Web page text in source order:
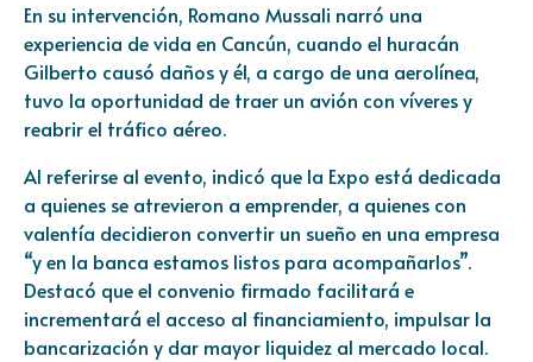
En su intervención, Romano Mussali narró una
experiencia de vida en Cancún, cuando el huracán
Gilberto causó daños y él, a cargo de una aerolínea,
tuvo la oportunidad de traer un avión con víveres y
reabrir el tráfico aéreo.
Al referirse al evento, indicó que la Expo está dedicada
a quienes se atrevieron a emprender, a quienes con
valentía decidieron convertir un sueño en una empresa
“y en la banca estamos listos para acompañarlos”.
Destacó que el convenio firmado facilitará e
incrementará el acceso al financiamiento, impulsar la
bancarización y dar mayor liquidez al mercado local.